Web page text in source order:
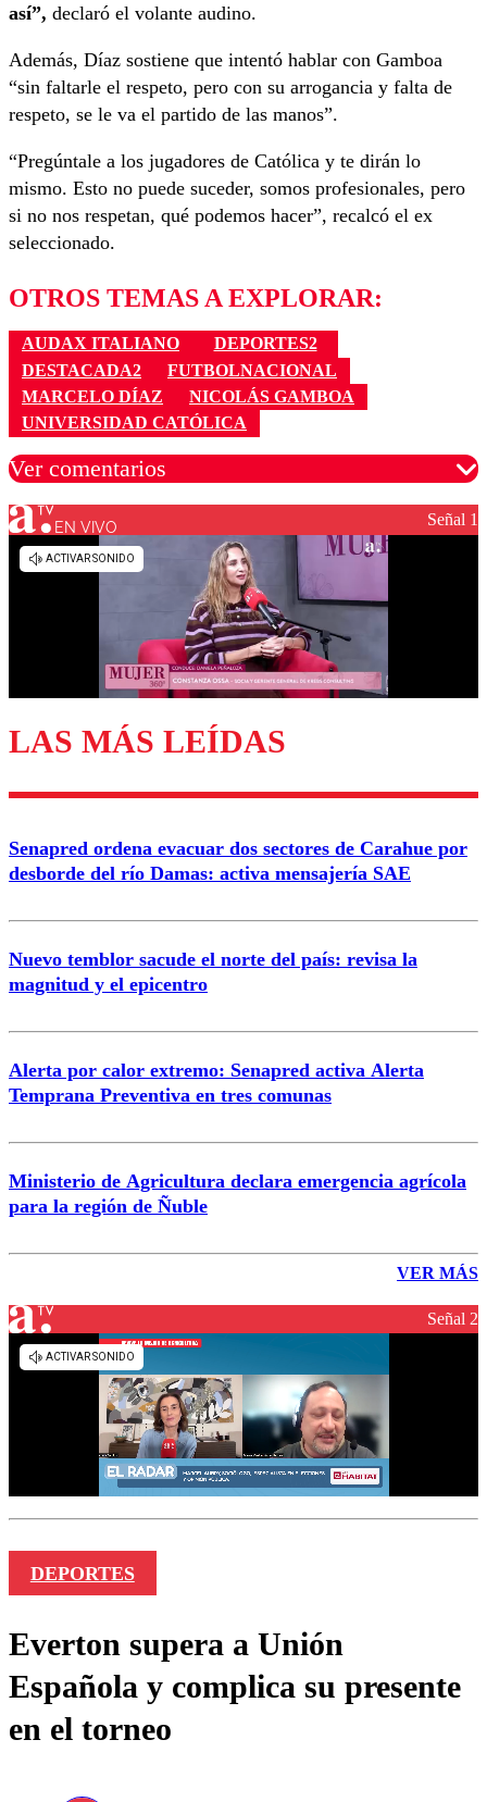
así”, declaró el volante audino.
Además, Díaz sostiene que intentó hablar con Gamboa
“sin faltarle el respeto, pero con su arrogancia y falta de
respeto, se le va el partido de las manos”.
“Pregúntale a los jugadores de Católica y te dirán lo
mismo. Esto no puede suceder, somos profesionales, pero
si no nos respetan, qué podemos hacer”, recalcó el ex
seleccionado.
OTROS TEMAS A EXPLORAR:
AUDAX ITALIANO
DEPORTES2
DESTACADA2
FUTBOLNACIONAL
MARCELO DÍAZ
NICOLÁS GAMBOA
UNIVERSIDAD CATÓLICA
Ver comentarios
Los comentarios son moderados para garantizar un
diálogo respetuoso.
Enviar comentario
EN VIVO Señal 1
LAS MÁS LEÍDAS
Senapred ordena evacuar dos sectores de Carahue por
desborde del río Damas: activa mensajería SAE
Nuevo temblor sacude el norte del país: revisa la
magnitud y el epicentro
Alerta por calor extremo: Senapred activa Alerta
Temprana Preventiva en tres comunas
Ministerio de Agricultura declara emergencia agrícola
para la región de Ñuble
VER MÁS
Señal 2
DEPORTES
Everton supera a Unión
Española y complica su presente
en el torneo